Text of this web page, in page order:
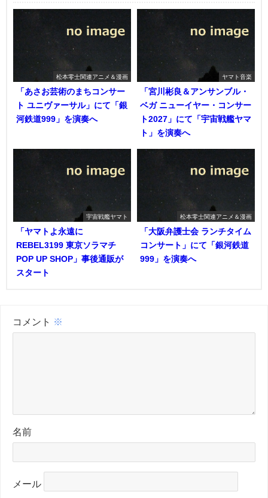
松本零士関連アニメ＆漫画
「あさお芸術のまちコンサー
ト ユニヴァーサル」にて「銀
河鉄道999」を演奏へ
ヤマト音楽
「宮川彬良＆アンサンブル・
ベガ ニューイヤー・コンサー
ト2027」にて「宇宙戦艦ヤマ
ト」を演奏へ
宇宙戦艦ヤマト
「ヤマトよ永遠に
REBEL3199 東京ソラマチ
POP UP SHOP」事後通販が
スタート
松本零士関連アニメ＆漫画
「大阪弁護士会 ランチタイム
コンサート」にて「銀河鉄道
999」を演奏へ
コメント ※
名前
メール